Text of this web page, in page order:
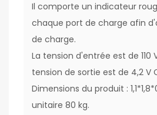
Il comporte un indicateur
chaque port de charge afin
de charge.
La tension d'entrée est de 110
tension de sortie est de 4,2 V
Dimensions du produit :
unitaire 80 kg.